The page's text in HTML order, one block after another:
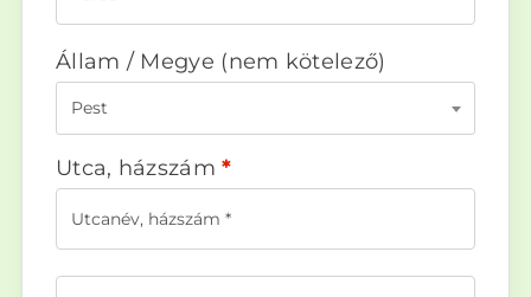
Állam / Megye (nem kötelező)
Pest
Utca, házszám*